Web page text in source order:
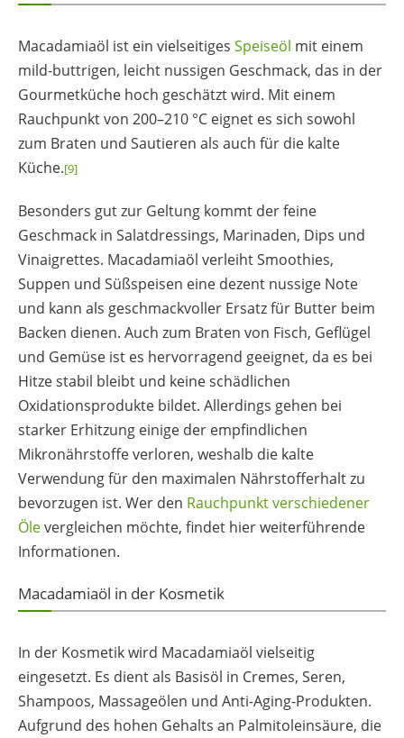
Macadamiaöl ist ein vielseitiges Speiseöl mit einem
mild-buttrigen, leicht nussigen Geschmack, das in der
Gourmetküche hoch geschätzt wird. Mit einem
Rauchpunkt von 200–210 °C eignet es sich sowohl
zum Braten und Sautieren als auch für die kalte
Küche.[9]
Besonders gut zur Geltung kommt der feine
Geschmack in Salatdressings, Marinaden, Dips und
Vinaigrettes. Macadamiaöl verleiht Smoothies,
Suppen und Süßspeisen eine dezent nussige Note
und kann als geschmackvoller Ersatz für Butter beim
Backen dienen. Auch zum Braten von Fisch, Geflügel
und Gemüse ist es hervorragend geeignet, da es bei
Hitze stabil bleibt und keine schädlichen
Oxidationsprodukte bildet. Allerdings gehen bei
starker Erhitzung einige der empfindlichen
Mikronährstoffe verloren, weshalb die kalte
Verwendung für den maximalen Nährstofferhalt zu
bevorzugen ist. Wer den Rauchpunkt verschiedener
Ölevergleichen möchte, findet hier weiterführende
Informationen.
Macadamiaöl in der Kosmetik
In der Kosmetik wird Macadamiaöl vielseitig
eingesetzt. Es dient als Basisöl in Cremes, Seren,
Shampoos, Massageölen und Anti-Aging-Produkten.
Aufgrund des hohen Gehalts an Palmitoleinsäure, die